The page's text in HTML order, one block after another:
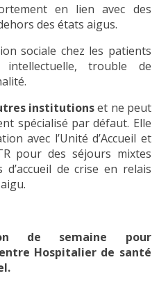
en lien avec des
des états aigus.
sociale chez les patients
intellectuelle, trouble de
institutionset ne peut
spécialisé par défaut. Elle
avec l’Unité d’Accueil et
pour des séjours mixtes
d’accueil de crise en relais
de semaine pour
Hospitalier de santé